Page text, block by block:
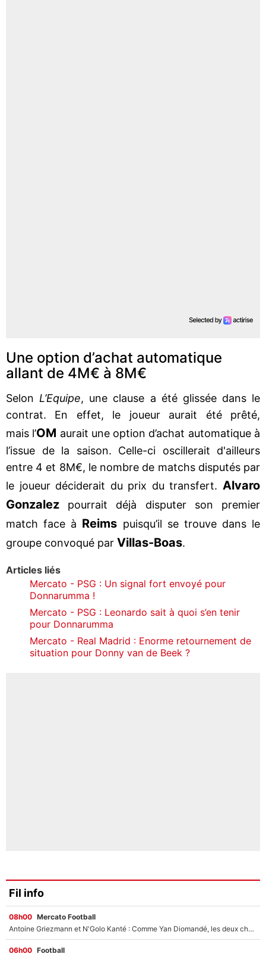
Une option d’achat automatique
allant de 4M€ à 8M€
Selon L’Equipe, une clause a été glissée dans le
contrat. En effet, le joueur aurait été prêté,
mais l’OM aurait une option d’achat automatique à
l’issue de la saison. Celle-ci oscillerait d'ailleurs
entre 4 et 8M€, le nombre de matchs disputés par
le joueur déciderait du prix du transfert. Alvaro
Gonzalez pourrait déjà disputer son premier
match face à Reims puisqu’il se trouve dans le
groupe convoqué par Villas-Boas.
Articles liés
Mercato - PSG : Un signal fort envoyé pour
Donnarumma !
Mercato - PSG : Leonardo sait à quoi s’en tenir
pour Donnarumma
Mercato - Real Madrid : Enorme retournement de
situation pour Donny van de Beek ?
Fil info
08h00 Mercato Football
Antoine Griezmann et N'Golo Kanté : Comme Yan Diomandé, les deux champions du monde ont refusé de signer au PSG !
06h00 Football